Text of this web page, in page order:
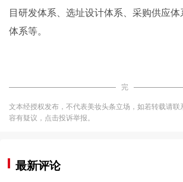
目研发体系、选址设计体系、采购供应
体系等。
完
文本经授权发布，不代表美妆头条立场，如若转载请联
容有疑议，点击投诉举报。
最新评论